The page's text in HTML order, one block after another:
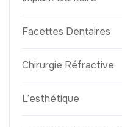
Facettes Dentaires
Chirurgie Réfractive
L’esthétique